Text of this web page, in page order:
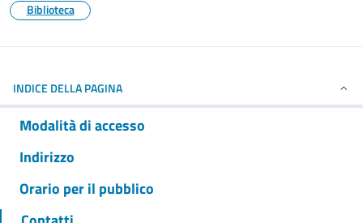
Biblioteca
INDICE DELLA PAGINA
Modalità di accesso
Indirizzo
Orario per il pubblico